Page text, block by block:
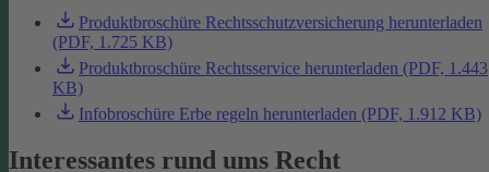
Produktbroschüre Rechtsschutzversicherung herunterladen
(PDF, 1.725 KB)
Produktbroschüre Rechtsservice herunterladen (PDF, 1.443
KB)
Infobroschüre Erbe regeln herunterladen (PDF, 1.912 KB)
Interessantes rund ums Recht